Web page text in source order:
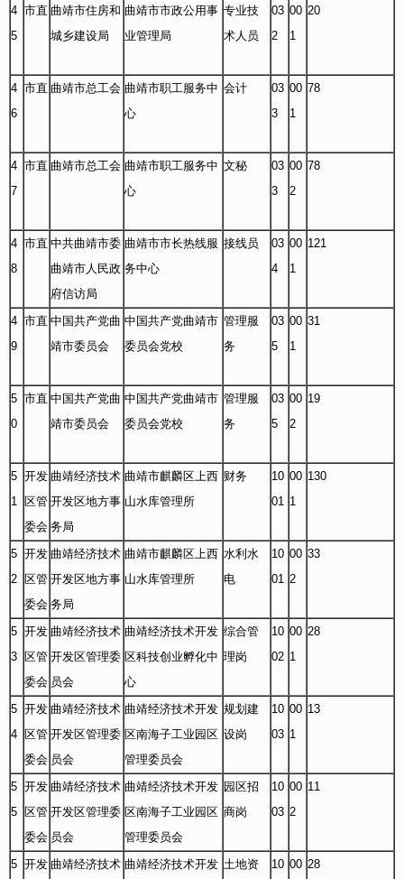
4
5
市直 曲靖市住房和
城乡建设局
曲靖市市政公用事
业管理局
专业技
术人员
03
2
00
1
20
4
6
市直 曲靖市总工会 曲靖市职工服务中
心
会计
03
3
00
1
78
4
7
市直 曲靖市总工会 曲靖市职工服务中
心
文秘
03
3
00
2
78
4
8
市直 中共曲靖市委
曲靖市人民政
府信访局
曲靖市市长热线服
务中心
接线员
03
4
00
1
121
4
9
市直 中国共产党曲
靖市委员会
中国共产党曲靖市
委员会党校
管理服
务
03
5
00
1
31
5
0
市直 中国共产党曲
靖市委员会
中国共产党曲靖市
委员会党校
管理服
务
03
5
00
2
19
5
1
开发
区管
委会
曲靖经济技术
开发区地方事
务局
曲靖市麒麟区上西
山水库管理所
财务
10
01
00
1
130
5
2
开发
区管
委会
曲靖经济技术
开发区地方事
务局
曲靖市麒麟区上西
山水库管理所
水利水
电
10
01
00
2
33
5
3
开发
区管
委会
曲靖经济技术
开发区管理委
员会
曲靖经济技术开发
区科技创业孵化中
心
综合管
理岗
10
02
00
1
28
5
4
开发
区管
委会
曲靖经济技术
开发区管理委
员会
曲靖经济技术开发
区南海子工业园区
管理委员会
规划建
设岗
10
03
00
1
13
5
5
开发
区管
委会
曲靖经济技术
开发区管理委
员会
曲靖经济技术开发
区南海子工业园区
管理委员会
园区招
商岗
10
03
00
2
11
5 开发 曲靖经济技术 曲靖经济技术开发 土地资
10 00 28